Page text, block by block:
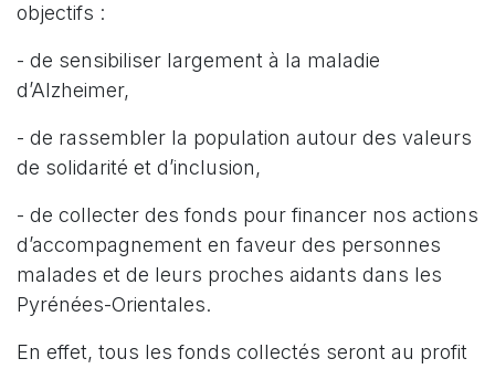
objectifs :
- de sensibiliser largement à la maladie
d’Alzheimer,
- de rassembler la population autour des valeurs
de solidarité et d’inclusion,
- de collecter des fonds pour financer nos actions
d’accompagnement en faveur des personnes
malades et de leurs proches aidants dans les
Pyrénées-Orientales.
En effet, tous les fonds collectés seront au profit